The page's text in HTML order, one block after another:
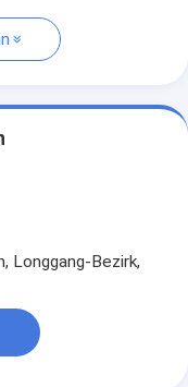
Longgang-Bezirk,